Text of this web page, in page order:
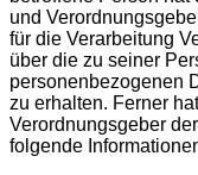
und
für die Verarbeitung
über die zu seiner
personenbezogenen
zu erhalten. Ferner
Verordnungsgeber
folgende